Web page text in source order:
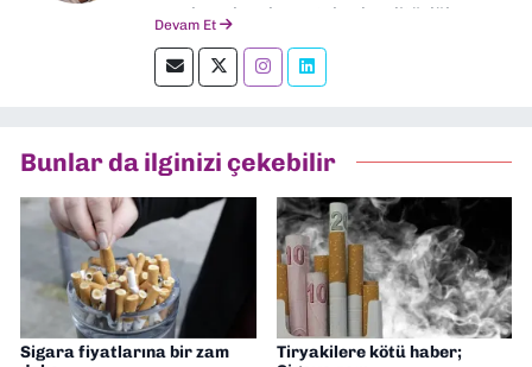
yerel ve ulusal gazetelerde editörlük,
okumayı severim.
Devam Et
Bunlar da ilginizi çekebilir
Sigara fiyatlarına bir zam
Tiryakilere kötü haber;